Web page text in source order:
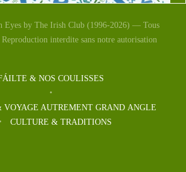
l’IVG
Eyes by The Irish Club (1996-2026) — Tous
interdite sans notre autorisation
& NOS COULISSES
VOYAGE AUTREMENT GRAND ANGLE
CULTURE & TRADITIONS